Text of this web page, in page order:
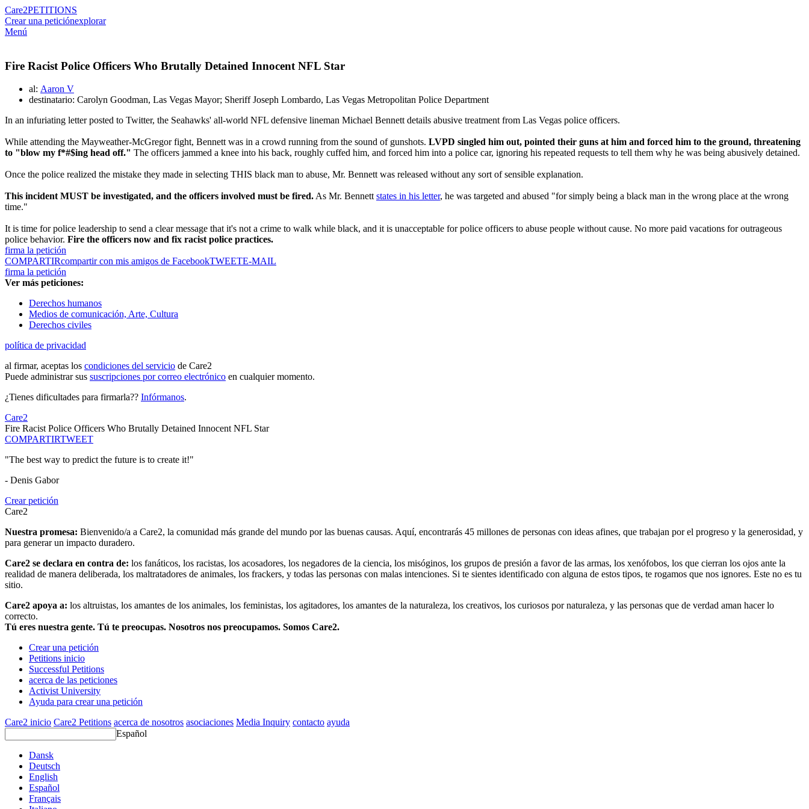
Care2PETITIONS
Crear una peticiónexplorar
Menú
Fire Racist Police Officers Who Brutally Detained Innocent NFL Star
al: Aaron V
destinatario: Carolyn Goodman, Las Vegas Mayor; Sheriff Joseph Lombardo, Las Vegas Metropolitan Police Department
In an infuriating letter posted to Twitter, the Seahawks' all-world NFL defensive lineman Michael Bennett details abusive treatment from Las Vegas police officers.
While attending the Mayweather-McGregor fight, Bennett was in a crowd running from the sound of gunshots. LVPD singled him out, pointed their guns at him and forced him to the ground, threatening
to "blow my f*#$ing head off." The officers jammed a knee into his back, roughly cuffed him, and forced him into a police car, ignoring his repeated requests to tell them why he was being abusively detained.
Once the police realized the mistake they made in selecting THIS black man to abuse, Mr. Bennett was released without any sort of sensible explanation.
This incident MUST be investigated, and the officers involved must be fired.As Mr. Bennettstates in his letter, he was targeted and abused "for simply being a black man in the wrong place at the wrong
time."
It is time for police leadership to send a clear message that it's not a crime to walk while black, and it is unacceptable for police officers to abuse people without cause. No more paid vacations for outrageous
police behavior. Fire the officers now and fix racist police practices.
firma la petición
COMPARTIRcompartir con mis amigos de FacebookTWEETE-MAIL
firma la petición
Ver más peticiones:
Derechos humanos
Medios de comunicación, Arte, Cultura
Derechos civiles
política de privacidad
al firmar, aceptas los condiciones del servicio de Care2
Puede administrar sus suscripciones por correo electrónico en cualquier momento.
¿Tienes dificultades para firmarla?? Infórmanos.
Care2
Fire Racist Police Officers Who Brutally Detained Innocent NFL Star
COMPARTIRTWEET
"The best way to predict the future is to create it!"
- Denis Gabor
Crear petición
Care2
Nuestra promesa: Bienvenido/a a Care2, la comunidad más grande del mundo por las buenas causas. Aquí, encontrarás 45 millones de personas con ideas afines, que trabajan por el progreso y la generosidad, y
para generar un impacto duradero.
Care2 se declara en contra de: los fanáticos, los racistas, los acosadores, los negadores de la ciencia, los misóginos, los grupos de presión a favor de las armas, los xenófobos, los que cierran los ojos ante la
realidad de manera deliberada, los maltratadores de animales, los frackers, y todas las personas con malas intenciones. Si te sientes identificado con alguna de estos tipos, te rogamos que nos ignores. Este no es tu
sitio.
Care2 apoya a: los altruistas, los amantes de los animales, los feministas, los agitadores, los amantes de la naturaleza, los creativos, los curiosos por naturaleza, y las personas que de verdad aman hacer lo
correcto.
Tú eres nuestra gente. Tú te preocupas. Nosotros nos preocupamos. Somos Care2.
Crear una petición
Petitions inicio
Successful Petitions
acerca de las peticiones
Activist University
Ayuda para crear una petición
Care2 inicio Care2 Petitions acerca de nosotros asociaciones Media Inquiry contacto ayuda
Español
Dansk
Deutsch
English
Español
Français